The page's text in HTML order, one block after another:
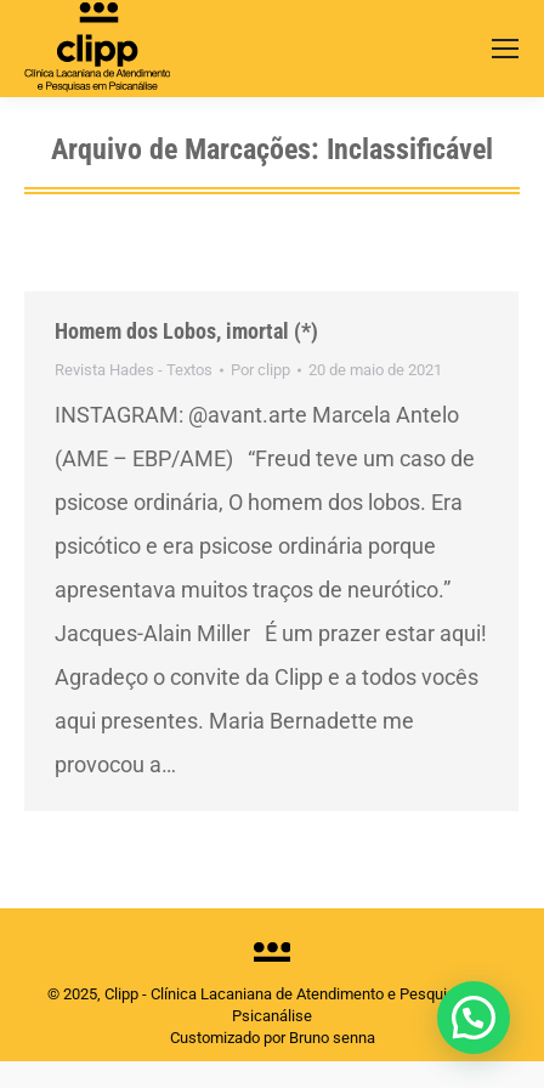
Arquivo de Marcações: Inclassificável
Homem dos Lobos, imortal (*)
Revista Hades - Textos Por clipp 20 de maio de 2021
INSTAGRAM: @avant.arte Marcela Antelo
(AME – EBP/AME) “Freud teve um caso de
psicose ordinária, O homem dos lobos. Era
psicótico e era psicose ordinária porque
apresentava muitos traços de neurótico.”
Jacques-Alain Miller É um prazer estar aqui!
Agradeço o convite da Clipp e a todos vocês
aqui presentes. Maria Bernadette me
provocou a…
© 2025, Clipp - Clínica Lacaniana de Atendimento e Pesquisas em
Psicanálise
Customizado por Bruno senna